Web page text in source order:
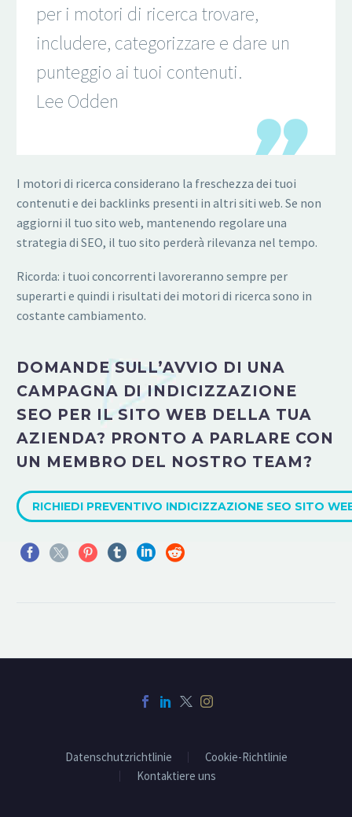
per i motori di ricerca trovare,
includere, categorizzare e dare un
punteggio ai tuoi contenuti.
Lee Odden
I motori di ricerca considerano la freschezza dei tuoi
contenuti e dei backlinks presenti in altri siti web. Se non
aggiorni il tuo sito web, mantenendo regolare una
strategia di SEO, il tuo sito perderà rilevanza nel tempo.
Ricorda: i tuoi concorrenti lavoreranno sempre per
superarti e quindi i risultati dei motori di ricerca sono in
costante cambiamento.
DOMANDE SULL’AVVIO DI UNA
CAMPAGNA DI INDICIZZAZIONE
SEO PER IL SITO WEB DELLA TUA
AZIENDA? PRONTO A PARLARE CON
UN MEMBRO DEL NOSTRO TEAM?
RICHIEDI PREVENTIVO INDICIZZAZIONE SEO SITO
Datenschutzrichtlinie
Cookie-Richtlinie
Kontaktiere uns